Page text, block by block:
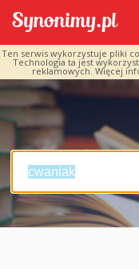
Ten serwis wykorzystuje pliki
Technologia ta jest
reklamowych. Więcej